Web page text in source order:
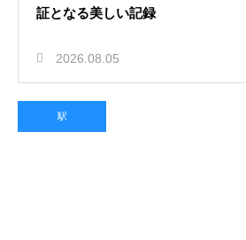
証となる美しい記録
2026.08.05
駅